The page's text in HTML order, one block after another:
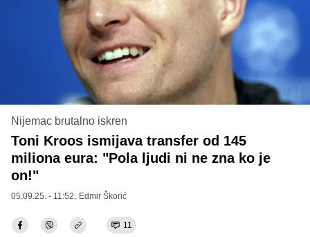
Nijemac brutalno iskren
Toni Kroos ismijava transfer od 145
miliona eura: "Pola ljudi ni ne zna ko je
on!"
05.09.25. - 11:52, Edmir Škorić
11